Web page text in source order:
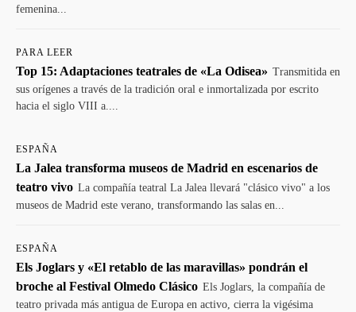
femenina...
PARA LEER
Top 15: Adaptaciones teatrales de «La Odisea» Transmitida en
sus orígenes a través de la tradición oral e inmortalizada por escrito
hacia el siglo VIII a....
ESPAÑA
La Jalea transforma museos de Madrid en escenarios de
teatro vivo La compañía teatral La Jalea llevará "clásico vivo" a los
museos de Madrid este verano, transformando las salas en...
ESPAÑA
Els Joglars y «El retablo de las maravillas» pondrán el
broche al Festival Olmedo Clásico Els Joglars, la compañía de
teatro privada más antigua de Europa en activo, cierra la vigésima